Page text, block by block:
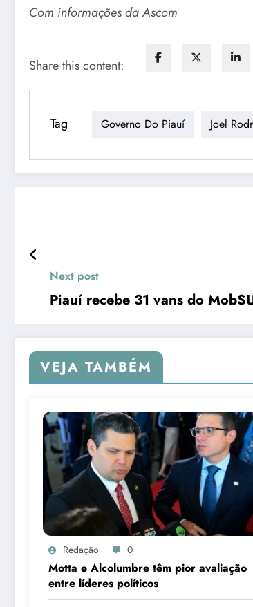
Com informações da Ascom
Share this content:
Tag Governo Do Piauí Joel
Next post
Piauí recebe 31 vans do
VEJA TAMBÉM
Redação 0
Motta e Alcolumbre têm pior avaliação
entre líderes políticos